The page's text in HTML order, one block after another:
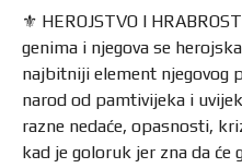
⚜️ HEROJSTVO I
genima i njegova se
najbitniji element njegovog
narod od pamtivijeka i
razne nedaće, opasnosti,
kad je goloruk jer zna da će